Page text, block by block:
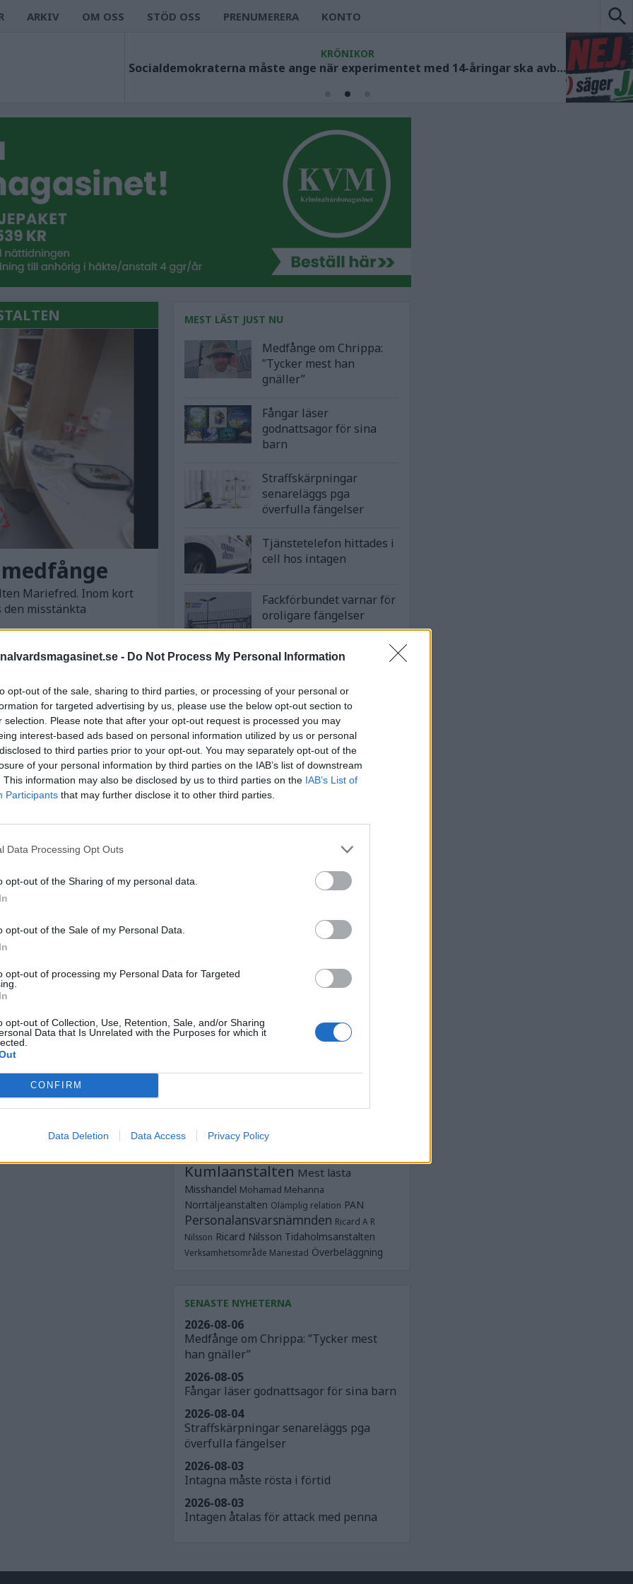
- Do Not Process My Personal Information
opt-out of the sale, sharing to third parties, or processing of your personal or
for targeted advertising by us, please use the below opt-out section to
selection. Please note that after your opt-out request is processed you may
interest-based ads based on personal information utilized by us or personal
to third parties prior to your opt-out. You may separately opt-out of the
of your personal information by third parties on the IAB’s list of downstream
This information may also be disclosed by us to third parties on the IAB’s List of
Participants that may further disclose it to other third parties.
Data Processing Opt Outs
opt-out of the Sharing of my personal data.
opt-out of the Sale of my Personal Data.
opt-out of processing my Personal Data for Targeted
opt-out of Collection, Use, Retention, Sale, and/or Sharing
Data that Is Unrelated with the Purposes for which it
CONFIRM
Data Deletion Data Access Privacy Policy
ARKIV OM OSS STÖD OSS PRENUMERERA KONTO
KRÖNIKOR
Socialdemokraterna måste ange när experimentet med 14-åringar ska avbrytas
Mariefred. Inom kort
den misstänkta
–
både för- och
MEST LÄST JUST NU
Medfånge om Chrippa:
”Tycker mest han
gnäller”
Fångar läser
godnattsagor för sina
barn
Straffskärpningar
senareläggs pga
överfulla fängelser
Tjänstetelefon hittades i
cell hos intagen
Fackförbundet varnar för
oroligare fängelser
Stöd Kriminalvårdsmagasinets bevakning av
Kriminalvården
PRENUMERERA PÅ
KRIMINALVÅRDSMAGASINETS
NYHETSBREV
ÄMNESORD
Anstalten Johannesberg
NorrtäljeAnstalten Rödjan
Anstalten
Anstalten
Tidaholm Anstalten Västervik Norra Barn- och
ungdomsavdelningar
Dubbelbeläggning
Glenn ZetterlindGunnar
HallanstaltenHäkte Häktet Göteborg
Jesper Hansson JK
Kumlaanstalten Mest lästa
Misshandel Mohamad Mehanna
Norrtäljeanstalten Olämplig relation PAN
Personalansvarsnämnden Ricard A R
Nilsson Ricard Nilsson Tidaholmsanstalten
Verksamhetsområde Mariestad Överbeläggning
SENASTE NYHETERNA
Medfånge om Chrippa: ”Tycker mest
han gnäller”
2026-08-06
Fångar läser godnattsagor för sina barn
2026-08-05
Straffskärpningar senareläggs pga
överfulla fängelser
2026-08-04
Intagna måste rösta i förtid
2026-08-03
Intagen åtalas för attack med penna
2026-08-03